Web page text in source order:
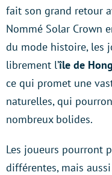
fait son grand retour
Nommé Solar Crown
du mode histoire, les
librement l’île de
ce qui promet une
naturelles, qui
nombreux bolides.
Les joueurs pourront
différentes, mais